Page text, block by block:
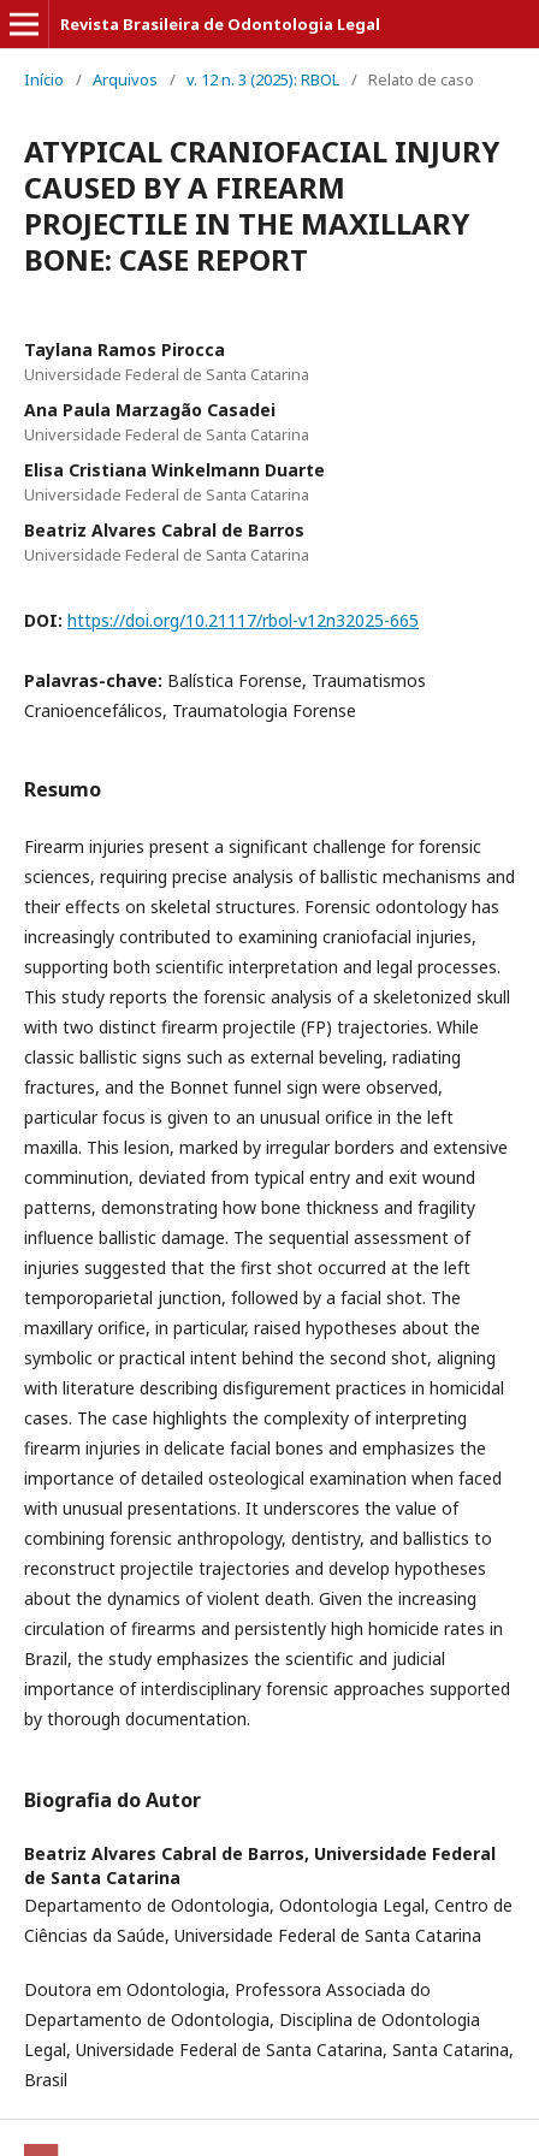
Revista Brasileira de Odontologia Legal
Início / Arquivos / v. 12 n. 3 (2025): RBOL / Relato de caso
ATYPICAL CRANIOFACIAL INJURY
CAUSED BY A FIREARM
PROJECTILE IN THE MAXILLARY
BONE: CASE REPORT
Taylana Ramos Pirocca
Universidade Federal de Santa Catarina
Ana Paula Marzagão Casadei
Universidade Federal de Santa Catarina
Elisa Cristiana Winkelmann Duarte
Universidade Federal de Santa Catarina
Beatriz Alvares Cabral de Barros
Universidade Federal de Santa Catarina
DOI: https://doi.org/10.21117/rbol-v12n32025-665
Palavras-chave: Balística Forense, Traumatismos
Cranioencefálicos, Traumatologia Forense
Resumo
Firearm injuries present a significant challenge for forensic
sciences, requiring precise analysis of ballistic mechanisms and
their effects on skeletal structures. Forensic odontology has
increasingly contributed to examining craniofacial injuries,
supporting both scientific interpretation and legal processes.
This study reports the forensic analysis of a skeletonized skull
with two distinct firearm projectile (FP) trajectories. While
classic ballistic signs such as external beveling, radiating
fractures, and the Bonnet funnel sign were observed,
particular focus is given to an unusual orifice in the left
maxilla. This lesion, marked by irregular borders and extensive
comminution, deviated from typical entry and exit wound
patterns, demonstrating how bone thickness and fragility
influence ballistic damage. The sequential assessment of
injuries suggested that the first shot occurred at the left
temporoparietal junction, followed by a facial shot. The
maxillary orifice, in particular, raised hypotheses about the
symbolic or practical intent behind the second shot, aligning
with literature describing disfigurement practices in homicidal
cases. The case highlights the complexity of interpreting
firearm injuries in delicate facial bones and emphasizes the
importance of detailed osteological examination when faced
with unusual presentations. It underscores the value of
combining forensic anthropology, dentistry, and ballistics to
reconstruct projectile trajectories and develop hypotheses
about the dynamics of violent death. Given the increasing
circulation of firearms and persistently high homicide rates in
Brazil, the study emphasizes the scientific and judicial
importance of interdisciplinary forensic approaches supported
by thorough documentation.
Biografia do Autor
Beatriz Alvares Cabral de Barros, Universidade Federal
de Santa Catarina
Departamento de Odontologia, Odontologia Legal, Centro de
Ciências da Saúde, Universidade Federal de Santa Catarina
Doutora em Odontologia, Professora Associada do
Departamento de Odontologia, Disciplina de Odontologia
Legal, Universidade Federal de Santa Catarina, Santa Catarina,
Brasil